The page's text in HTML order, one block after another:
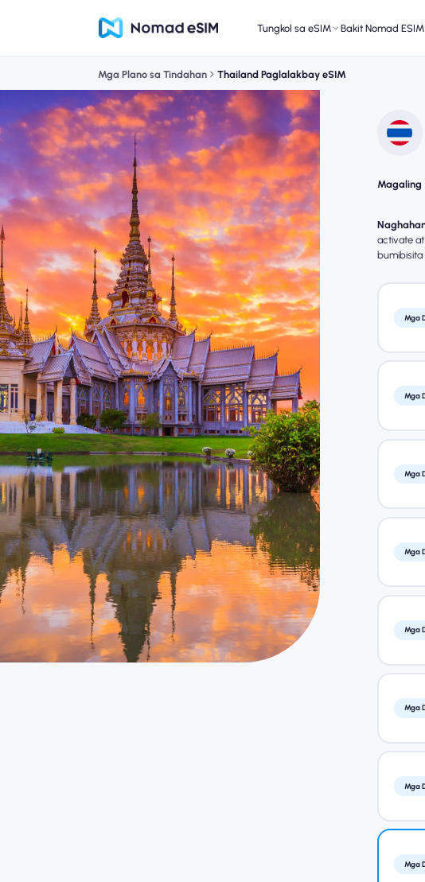
Tungkol sa eSIM Bakit Nomad ESIM
Mga Plano sa Tindahan Thailand Paglalakbay eSIM
Magaling
activate
bumibisita
Mga
Mga
Mga
Mga
Mga
Mga
Mga
Mga